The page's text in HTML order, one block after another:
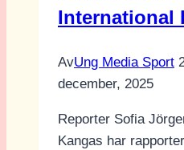
International
AvUng Media Sport
december, 2025
Reporter Sofia
Kangas har